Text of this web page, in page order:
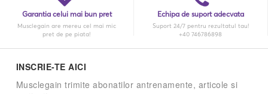
Garantia celui mai bun pret
Musclegain are mereu cel mai mic
pret de pe piata!
Echipa de suport adecvata
Suport 24/7 pentru rezultatul tau!
+40 746786898
INSCRIE-TE AICI
Musclegain trimite abonatilor antrenamente, articole si